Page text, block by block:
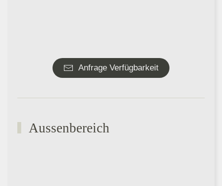
Anfrage Verfügbarkeit
Aussenbereich